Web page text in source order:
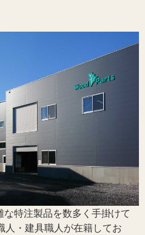
特注製品を数多く手掛けて
人・建具職人が在籍してお